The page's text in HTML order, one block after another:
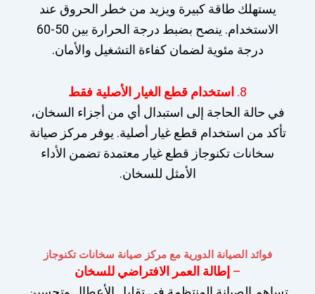
يستهلك طاقة كبيرة ويزيد من خطر الحروق عند
الاستخدام. ينصح بضبط درجة الحرارة بين 50-60
درجة مئوية لضمان كفاءة التشغيل والأمان.
8.
استخدام قطع الغيار الأصلية فقط
في حالة الحاجة إلى استبدال أي من أجزاء السخان،
تأكد من استخدام قطع غيار أصلية. يوفر مركز صيانة
سخانات تكنوجاز قطع غيار معتمدة تضمن الأداء
الأمثل للسخان.
فوائد الصيانة الدورية مع مركز صيانة سخانات تكنوجاز
– إطالة العمر الافتراضي للسخان